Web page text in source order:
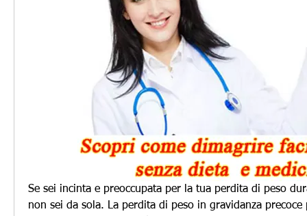
Se sei incinta e preoccupata per la tua perdita di peso
non sei da sola. La perdita di peso in gravidanza precoce